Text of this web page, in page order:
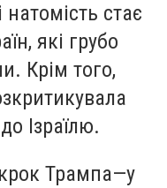
стає
які грубо
Крім того,
Ізраїлю.
Трампа—у